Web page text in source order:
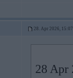
28. Apr 2026, 15:07
28 Apr